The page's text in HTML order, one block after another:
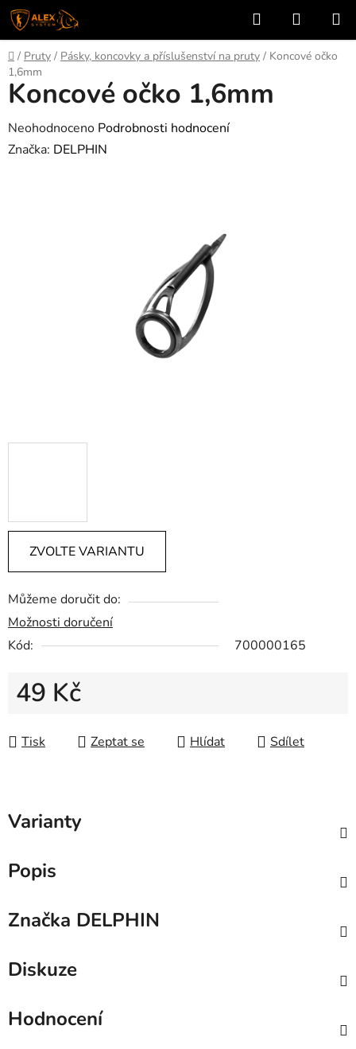
Přejít
na
obsah
Hledat
KOŠÍK
Domů
/ Pruty / Pásky, koncovky a příslušenství na pruty / Koncové očko
1,6mm
ZVOLTE VARIANTU
Můžeme doručit do:
Možnosti doručení
Kód:
700000165
49 Kč
Tisk
Zeptat se Hlídat Sdílet
Koncové očko 1,6mm
Průměrné
hodnocení
Neohodnoceno Podrobnosti hodnocení
Značka: DELPHIN
Varianty
Popis
Značka DELPHIN
Diskuze
Hodnocení